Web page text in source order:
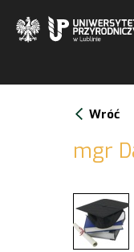
Wróć
mgr